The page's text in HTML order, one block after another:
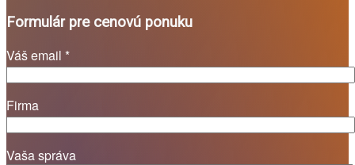
Formulár pre cenovú ponuku
Váš email *
Firma
Vaša správa